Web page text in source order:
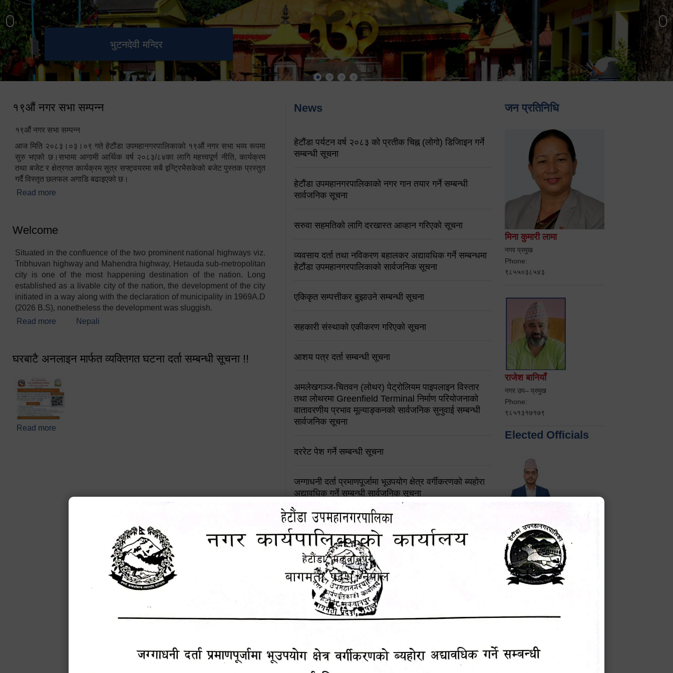
भुटनदेवी मन्दिर
स्मारक
हेटौंडा उपमहानगरपालिका नगर
कार्यपालिकाको कार्यालय
मनकामना डाँडाबाट देखिएको दृश्य
१९औं नगर सभा सम्पन्न
१९औं नगर सभा सम्पन्न
आज मिति २०८३।०३।०९ गते हेटौंडा उपमहानगरपालिकाको १९औं नगर सभा भव्य रूपमा
सुरु भएको छ।सभामा आगामी आर्थिक वर्ष २०८३/८४का लागि महत्त्वपूर्ण नीति, कार्यक्रम
तथा बजेट र क्षेत्रगत कार्यक्रम सुत्र सफ्ट्वयरमा सबै इन्ट्रिभैसकेको बजेट पुस्तक प्रस्तुत
गर्दै विस्तृत छलफल अगाडि बढाइएको छ।
Read more
Welcome
Situated in the confluence of the two prominent national highways viz.
Tribhuvan highway and Mahendra highway, Hetauda sub-metropolitan
city is one of the most happening destination of the nation. Long
established as a livable city of the nation, the development of the city
initiated in a way along with the declaration of municipality in 1969A.D
(2026 B.S), nonetheless the development was sluggish.
Read more about Welcome
Nepali
घरबाटै अनलाइन मार्फत व्यक्तिगत घटना दर्ता सम्बन्धी सूचना !!
Read more
News
हेटौंडा पर्यटन वर्ष २०८३ को प्रतीक चिह्न (लोगो) डिजिाइन गर्ने
सम्बन्धी सूचना
हेटौंडा उपमहानगरपालिकाको नगर गान तयार गर्ने सम्बन्धी
सार्वजनिक सूचना
सरुवा सहमतिको लागि दरखास्त आव्हान गरिएको सूचना
व्यवसाय दर्ता तथा नविकरण बहालकर अद्यावधिक गर्ने सम्बन्धमा
हेटौंडा उपमहानगरपालिकाको सार्वजनिक सूचना
एकिकृत सम्पत्तीकर बुझाउने सम्बन्धी सूचना
सहकारी संस्थाको एकीकरण गरिएको सूचना
आशय पत्र दर्ता सम्बन्धी सूचना
अमलेखगञ्ज-चितवन (लोथर) पेट्रोलियम पाइपलाइन विस्तार
तथा लोथरमा Greenfield Terminal निर्माण परियोजनाको
वातावरणीय प्रभाव मूल्याङ्कनको सार्वजनिक सुनुवाई सम्बन्धी
सार्वजनिक सूचना
दररेट पेश गर्ने सम्बन्धी सूचना
जग्गाधनी दर्ता प्रमाणपूर्जामा भूउपयोग क्षेत्र वर्गीकरणको ब्यहोरा
अद्यावधिक गर्ने सम्बन्धी सार्वजनिक सूचना
आशय पत्र दर्ता सम्बन्धी सूचना
शिक्षक सरुवा सहमतिका लागि दरखास्त आव्हान सम्बन्धी सूचना !
हेटौंडा उपमहानगरपालिकाको सूची दर्ता सम्बन्धी सूचना
चुरियामाई सुरुङको संरक्षण तथा व्यवस्थापनको जिम्मेवारी
पोषाक र परिचयपत्र अनिवार्य लगाउने सम्बन्धमा ।
जन प्रतिनिधि
मिना कुमारी लामा
नगर प्रमुख
Phone:
९८५५०३८५४३
राजेश बानियाँ
नगर उप– प्रमुख
Phone:
९८५१३१७१७९
Elected Officials
प्रमुख प्रशासकीय अधिकृत
Phone: 9855010111
सविन न्यौपाने